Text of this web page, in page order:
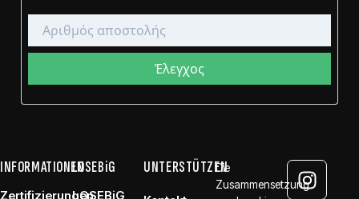
INFORMATIONEN
Zertifizierungen
LOSEBiG
LOSEBiG
UNTERSTÜTZEN
Die
Zusammensetzung